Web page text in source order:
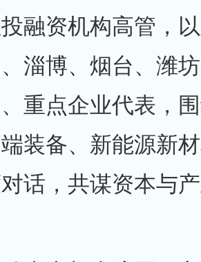
融资机构高管，
淄博、烟台、潍
重点企业代表，
装备、新能源新
话，共谋资本与